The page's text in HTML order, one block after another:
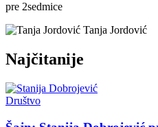
pre 2sedmice
Tanja Jordović
Najčitanije
Društvo